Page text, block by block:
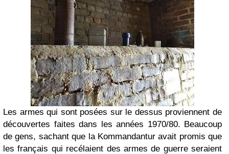
Les armes qui sont posées sur le dessus proviennent de
découvertes faites dans les années 1970/80. Beaucoup
de gens, sachant que la Kommandantur avait promis que
les français qui recélaient des armes de guerre seraient